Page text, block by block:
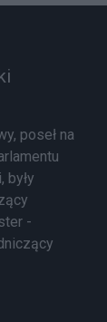
poseł na
były
-